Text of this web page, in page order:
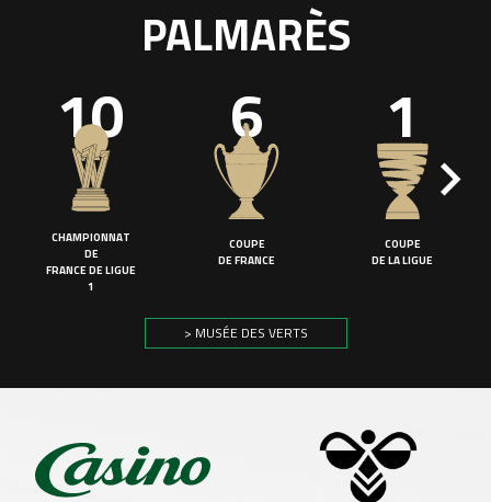
PALMARÈS
10
CHAMPIONNAT
DE
FRANCE DE LIGUE
1
6
COUPE
DE FRANCE
1
COUPE
DE LA LIGUE
> MUSÉE DES VERTS